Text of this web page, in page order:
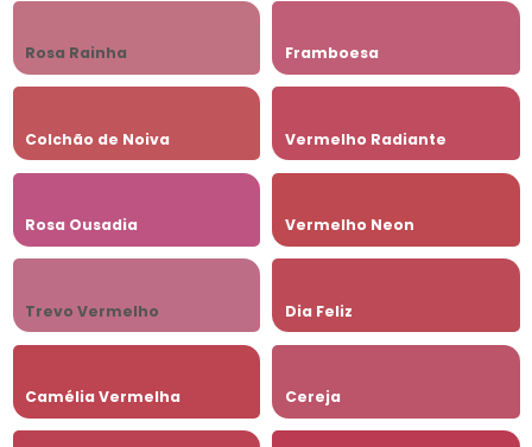
Rosa Rainha Framboesa
Colchão de Noiva Vermelho Radiante
Rosa Ousadia Vermelho Neon
Trevo Vermelho Dia Feliz
Camélia Vermelha Cereja